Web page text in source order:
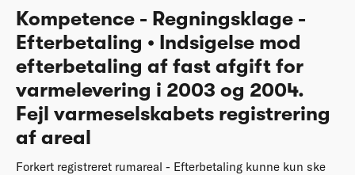
Kompetence - Regningsklage -
Efterbetaling • Indsigelse mod
efterbetaling af fast afgift for
varmelevering i 2003 og 2004.
Fejl varmeselskabets registrering
af areal
Forkert registreret rumareal - Efterbetaling kunne kun ske